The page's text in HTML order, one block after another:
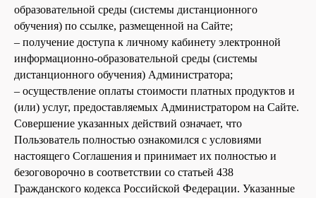
образовательной среды (системы дистанционного
обучения) по ссылке, размещенной на Сайте;
– получение доступа к личному кабинету электронной
информационно-образовательной среды (системы
дистанционного обучения) Администратора;
– осуществление оплаты стоимости платных продуктов и
(или) услуг, предоставляемых Администратором на Сайте.
Совершение указанных действий означает, что
Пользователь полностью ознакомился с условиями
настоящего Соглашения и принимает их полностью и
безоговорочно в соответствии со статьей 438
Гражданского кодекса Российской Федерации. Указанные